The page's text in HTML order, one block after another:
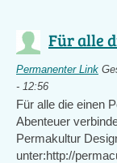
Für alle
Permanenter Link
- 12:56
Für alle die einen
Abenteuer
Permakultur
unter:http://